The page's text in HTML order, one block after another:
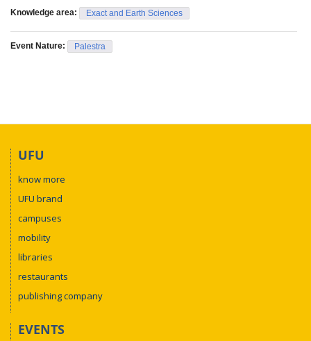
Knowledge area: Exact and Earth Sciences
Event Nature: Palestra
UFU
know more
UFU brand
campuses
mobility
libraries
restaurants
publishing company
EVENTS